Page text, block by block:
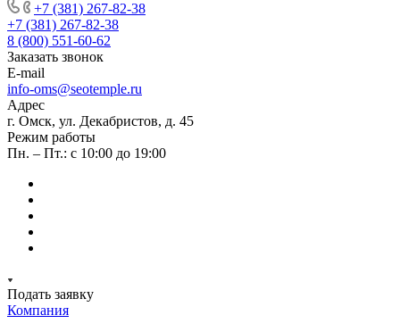
+7 (381) 267-82-38
+7 (381) 267-82-38
8 (800) 551-60-62
Заказать звонок
E-mail
info-oms@seotemple.ru
Адрес
г. Омск, ул. Декабристов, д. 45
Режим работы
Пн. – Пт.: с 10:00 до 19:00
Подать заявку
Компания